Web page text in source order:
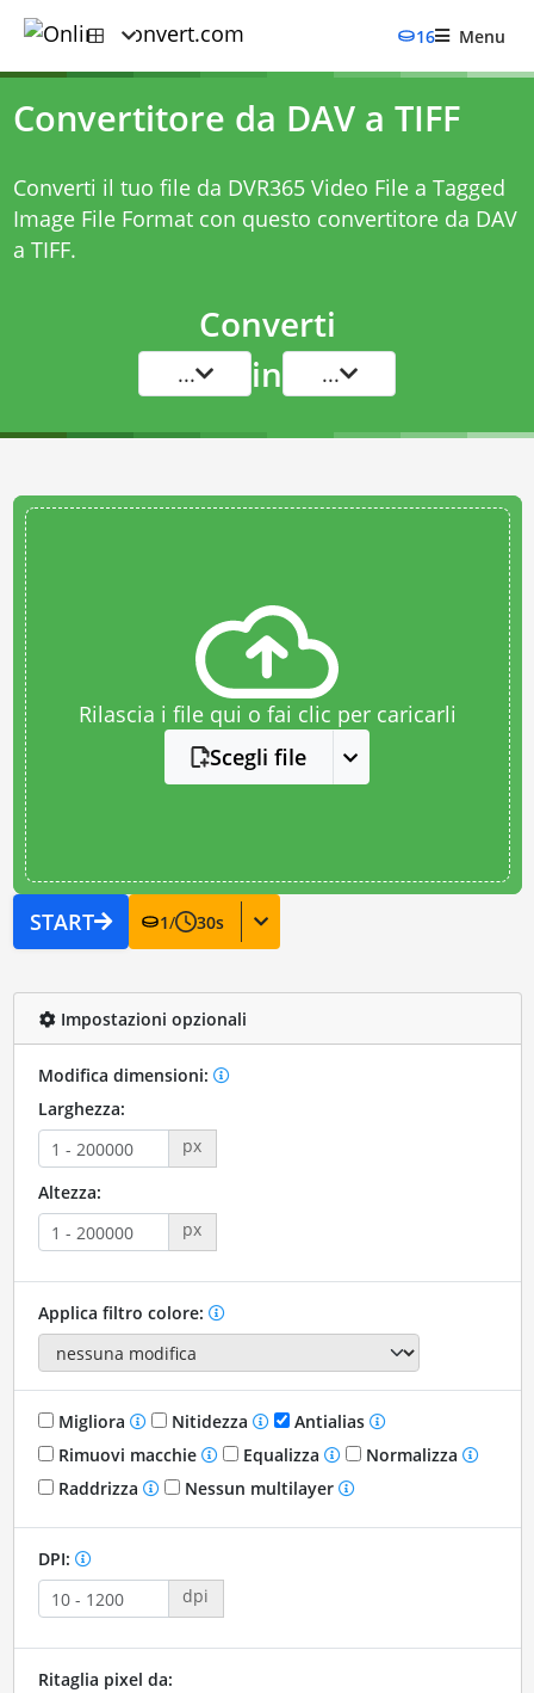
16 Menu
Convertitore da DAV a TIFF
Converti il tuo file da DVR365 Video File a Tagged
Image File Format con questo convertitore da DAV
a TIFF.
Converti
... in ...
Rilascia i file qui o fai clic per caricarli
Scegli file
START 1/ 30s
Impostazioni opzionali
Modifica dimensioni:
Larghezza:
px
Altezza:
px
Applica filtro colore:
Migliora Nitidezza
Antialias
Rimuovi macchie
Equalizza
Normalizza
Raddrizza
Nessun multilayer
DPI:
dpi
Ritaglia pixel da: